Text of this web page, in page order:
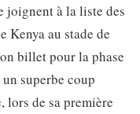
joignent à la liste des
Kenya au stade de
billet pour la phase
superbe coup
lors de sa première